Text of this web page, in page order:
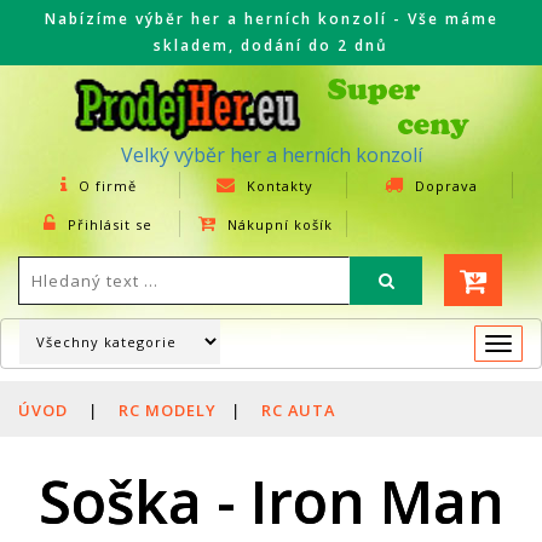
Nabízíme výběr her a herních konzolí - Vše máme
skladem, dodání do 2 dnů
Velký výběr her a herních konzolí
O firmě Kontakty Doprava
Přihlásit se Nákupní košík
ÚVOD | RC MODELY | RC AUTA
Soška - Iron Man